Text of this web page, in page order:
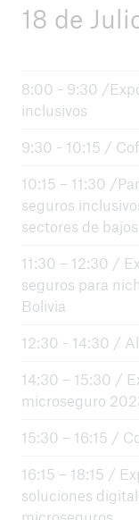
18 de
8:00 - 9:30 /
inclusivos
9:30 - 10:15 /
10:15 – 11:30 /
seguros
sectores de
11:30 – 12:30 /
seguros para
Bolivia
12:30 - 14:30 /
14:30 – 15:30 /
microseguro
15:30 – 16:15 /
16:15 – 18:15 /
soluciones